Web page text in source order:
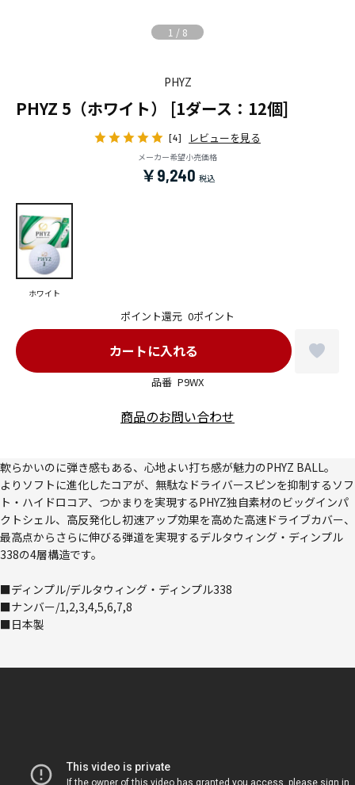
1 / 8
PHYZ
PHYZ 5（ホワイト） [1ダース：12個]
[4] レビューを見る
メーカー希望小売価格
￥9,240
品番 P9WX
ポイント還元 0ポイント
ホワイト
商品のお問い合わせ
軟らかいのに弾き感もある、心地よい打ち感が魅力のPHYZ BALL。
よりソフトに進化したコアが、無駄なドライバースピンを抑制するソフ
ト・ハイドロコア、つかまりを実現するPHYZ独自素材のビッグインパ
クトシェル、高反発化し初速アップ効果を高めた高速ドライブカバー、
最高点からさらに伸びる弾道を実現するデルタウィング・ディンプル
338の4層構造です。
■ディンプル/デルタウィング・ディンプル338
■ナンバー/1,2,3,4,5,6,7,8
■日本製